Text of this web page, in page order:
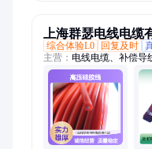
上海群瑟电线电缆
综合体验L0
回复及时
主营： 电线电缆、补偿导
线、硅橡胶电缆、铁氟龙